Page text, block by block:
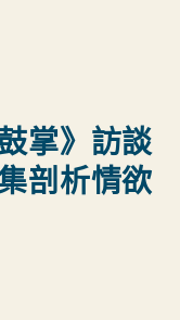
掌》訪談
剖析情欲